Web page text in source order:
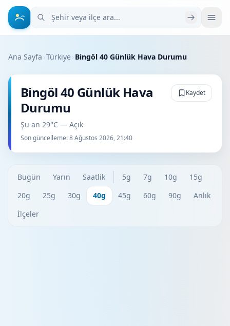
Şehir veya ilçe ara
Ana Sayfa ›Türkiye› Bingöl 40 Günlük Hava Durumu
Bingöl 40 Günlük Hava
Durumu
Şu an 29°C — Açık
Son güncelleme:8 Ağustos 2026, 21:40
Kaydet
Bugün Yarın Saatlik 5g 7g 10g
15g
20g
25g 30g 40g 45g 60g 90g
Anlık
İlçeler